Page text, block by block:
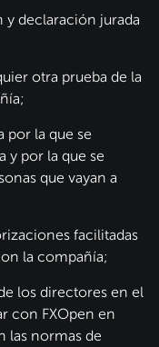
y declaración jurada
otra prueba de la
por la que se
y por la que se
que vayan a
facilitadas
la compañía;
los directores en el
con FXOpen en
las normas de